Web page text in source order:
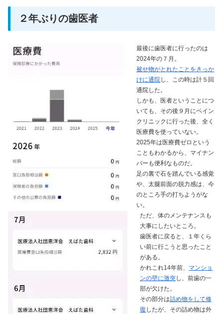
２年ぶりの歯医者
最後に歯医者に行ったのは
2024年の７月。
被せ物がとれたことをきっか
けに通院し、この時は計５回
通院した。
しかも、医者ということにつ
いても、その後９月にペイン
クリニックに行った後、全く
医療費を使っていない。
2025年は医療費ゼロという
こともわかるから、マイナン
バーも便利なものだ。
足の裏で石を踏んでいる感覚
や、太腿前面の脱力感は、今
のところ手の打ちようがな
い。
ただ、体のメンテナンスも
大事にしたいところ。
歯医者に戻ると、１年くら
い前に行こうと思ったこと
がある。
かれこれ14年前、 マンショ
ンの壁に激突し、前歯の一
部が欠けた。
その部分は詰め物をして修
復 したが、その詰め物は外